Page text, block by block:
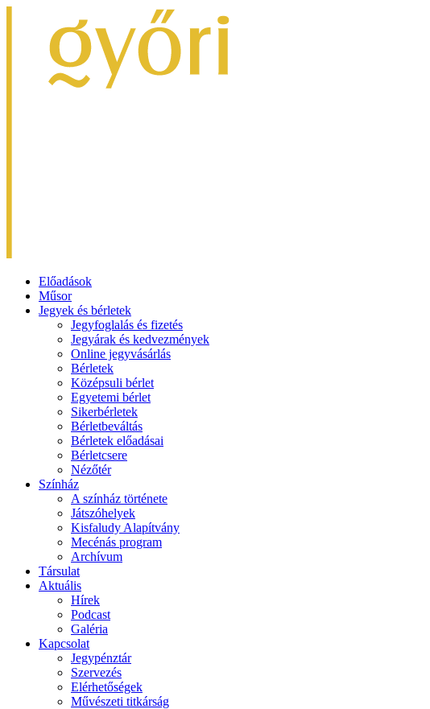
Előadások
Műsor
Jegyek és bérletek
Jegyfoglalás és fizetés
Jegyárak és kedvezmények
Online jegyvásárlás
Bérletek
Középsuli bérlet
Egyetemi bérlet
Sikerbérletek
Bérletbeváltás
Bérletek előadásai
Bérletcsere
Nézőtér
Színház
A színház története
Játszóhelyek
Kisfaludy Alapítvány
Mecénás program
Archívum
Társulat
Aktuális
Hírek
Podcast
Galéria
Kapcsolat
Jegypénztár
Szervezés
Elérhetőségek
Művészeti titkárság